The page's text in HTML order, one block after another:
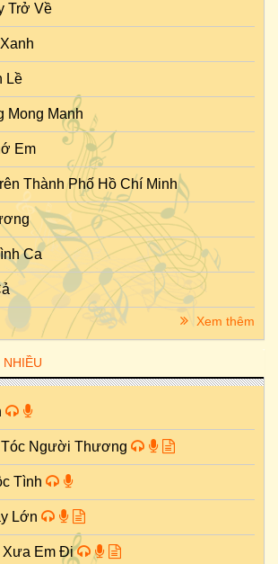
Trở Về
Lề
Mong Manh
Em
Thành Phố Hồ Chí Minh
Ca
Xem thêm
NHIỀU
Người Thương
Tình
Lớn
Em Đi